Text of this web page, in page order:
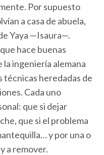
Por supuesto
a casa de abuela,
Yaya —Isaura—.
hace buenas
ingeniería alemana
técnicas heredadas de
Cada uno
que si dejar
que si el problema
y por una o
a remover.